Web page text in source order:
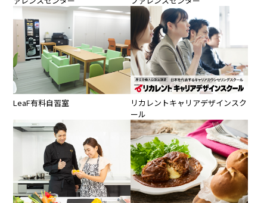
LeaF有料自習室
リカレントキャリアデザインスク
ール